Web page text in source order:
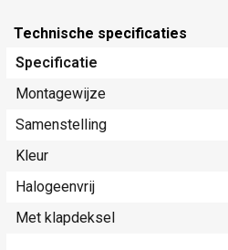
Technische specificaties
Specificatie
Montagewijze
Samenstelling
Kleur
Halogeenvrij
Met klapdeksel